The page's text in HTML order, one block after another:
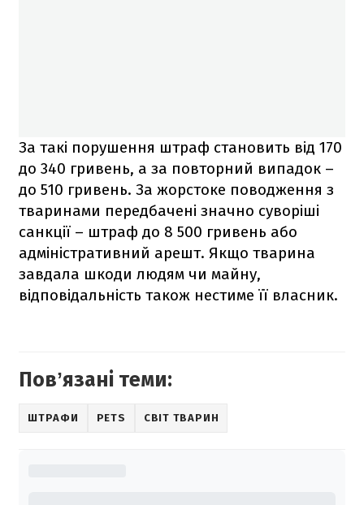
За такі порушення штраф становить від 170
до 340 гривень, а за повторний випадок –
до 510 гривень. За жорстоке поводження з
тваринами передбачені значно суворіші
санкції – штраф до 8 500 гривень або
адміністративний арешт. Якщо тварина
завдала шкоди людям чи майну,
відповідальність також нестиме її власник.
Повʼязані теми:
ШТРАФИ PETS СВІТ ТВАРИН